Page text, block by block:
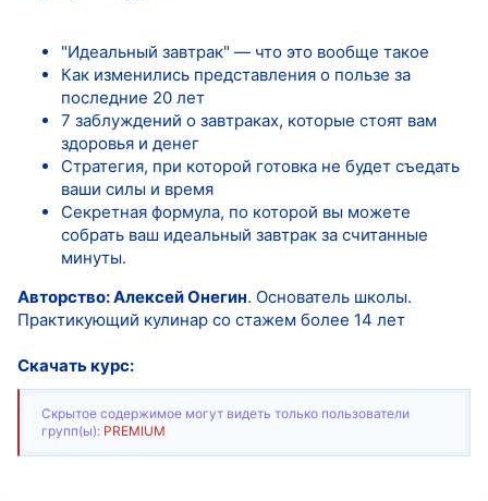
"Идеальный завтрак" — что это вообще такое
Как изменились представления о пользе за
последние 20 лет
7 заблуждений о завтраках, которые стоят вам
здоровья и денег
Стратегия, при которой готовка не будет съедать
ваши силы и время
Секретная формула, по которой вы можете
собрать ваш идеальный завтрак за считанные
минуты.
Авторство: Алексей Онегин. Основатель школы.
Практикующий кулинар со стажем более 14 лет
Скачать курс:
Скрытое содержимое могут видеть только пользователи
групп(ы): PREMIUM